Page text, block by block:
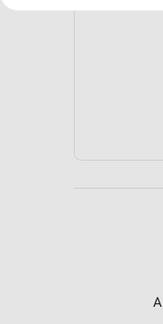
Verwendung von
Verwendung